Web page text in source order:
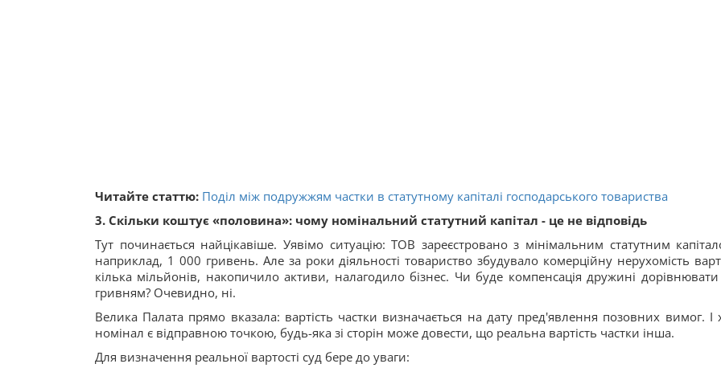
Читайте статтю: Поділ між подружжям частки в статутному капіталі господарського товариства
3. Скільки коштує «половина»: чому номінальний статутний капітал - це не відповідь
Тут починається найцікавіше. Уявімо ситуацію: ТОВ зареєстровано з мінімальним статутним
наприклад, 1 000 гривень. Але за роки діяльності товариство збудувало комерційну нерухомість
кілька мільйонів, накопичило активи, налагодило бізнес. Чи буде компенсація дружині
гривням? Очевидно, ні.
Велика Палата прямо вказала: вартість частки визначається на дату пред'явлення позовних вимог. І
номінал є відправною точкою, будь-яка зі сторін може довести, що реальна вартість частки інша.
Для визначення реальної вартості суд бере до уваги: